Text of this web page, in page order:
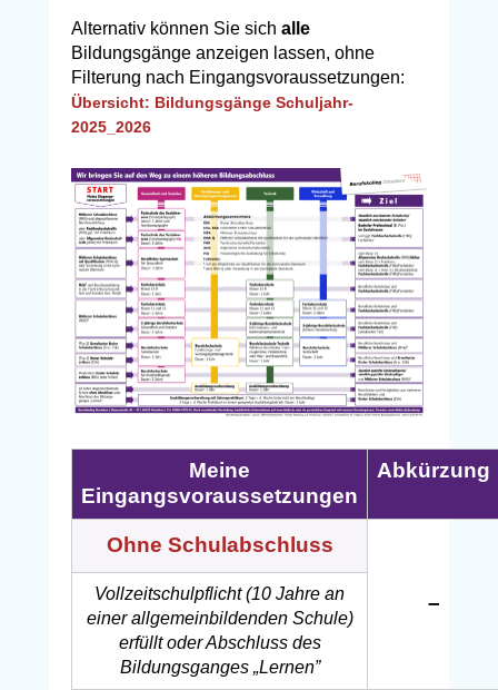
Alternativ können Sie sich alle
Bildungsgänge anzeigen lassen, ohne
Filterung nach Eingangsvoraussetzungen:
Übersicht: Bildungsgänge Schuljahr-
2025_2026
Meine
Eingangsvoraussetzungen
Abkürzung
Ohne Schulabschluss
–
Vollzeitschulpflicht (10 Jahre an
einer allgemeinbildenden Schule)
erfüllt oder Abschluss des
Bildungsganges „Lernen”